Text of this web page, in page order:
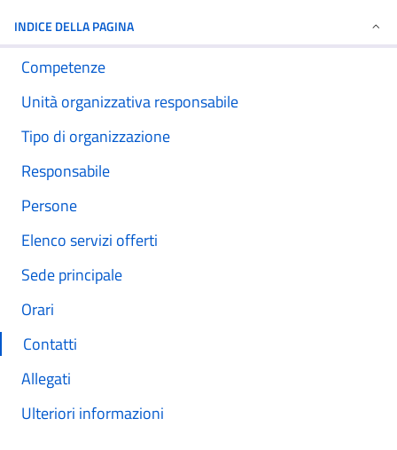
INDICE DELLA PAGINA
Competenze
Unità organizzativa responsabile
Tipo di organizzazione
Responsabile
Persone
Elenco servizi offerti
Sede principale
Orari
Contatti
Allegati
Ulteriori informazioni